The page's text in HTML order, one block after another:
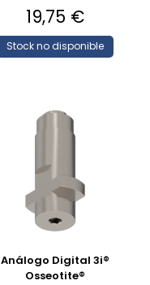
19,75 €
Stock no disponible
Análogo Digital 3i®
Osseotite®